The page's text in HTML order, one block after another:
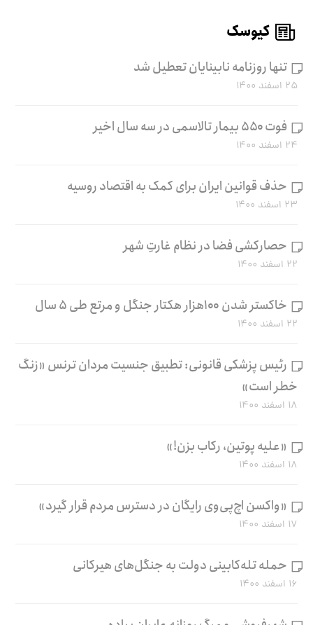
کیوسک
تنها روزنامه نابینایان تعطیل شد
۲۵ اسفند ۱۴۰۰
فوت ۵۵۰ بیمار تالاسمی در سه سال اخیر
۲۴ اسفند ۱۴۰۰
حذف قوانین ایران برای کمک به اقتصاد روسیه
۲۳ اسفند ۱۴۰۰
حصارکشی فضا در نظام غارتِ شهر
۲۲ اسفند ۱۴۰۰
خاکستر شدن ۱۰۰هزار هکتار جنگل و مرتع طی ۵ سال
۲۲ اسفند ۱۴۰۰
رئیس پزشکی قانونی: تطبیق جنسیت مردان ترنس «زنگ
خطر است»
۱۸ اسفند ۱۴۰۰
«علیه پوتین، رکاب بزن!»
۱۸ اسفند ۱۴۰۰
«واکسن اچ‌پی‌وی رایگان در دسترس مردم قرار گیرد»
۱۷ اسفند ۱۴۰۰
حمله تله‌کابینی دولت به جنگل‌های هیرکانی
۱۶ اسفند ۱۴۰۰